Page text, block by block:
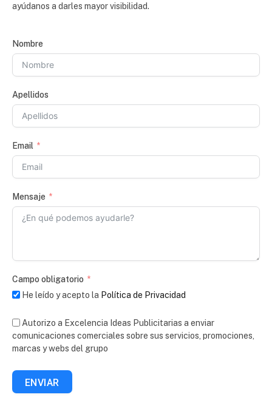
ayúdanos a darles mayor visibilidad.
Nombre
Apellidos
Email
Mensaje
Campo obligatorio
He leído y acepto la Política de Privacidad
Autorizo a Excelencia Ideas Publicitarias a enviar
comunicaciones comerciales sobre sus servicios, promociones,
marcas y webs del grupo
ENVIAR